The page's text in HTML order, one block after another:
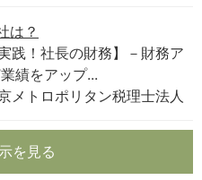
は？
践！社長の財務】－財務ア
績をアップ...
メトロポリタン税理士法人
を見る